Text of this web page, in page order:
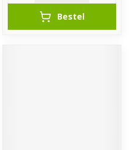
Bestel